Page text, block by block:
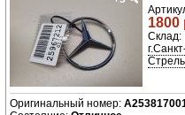
1800
Склад: